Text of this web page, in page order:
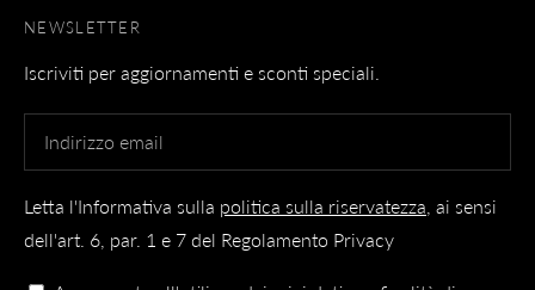
NEWSLETTER
Iscriviti per aggiornamenti e sconti speciali.
Letta l'Informativa sulla politica sulla riservatezza , ai sensi
dell'art. 6, par. 1 e 7 del Regolamento Privacy